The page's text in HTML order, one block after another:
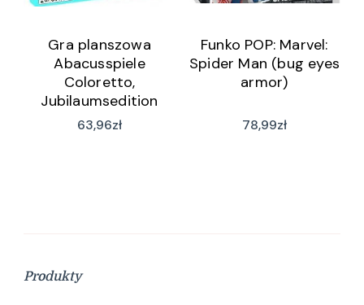
Gra planszowa
Abacusspiele
Coloretto,
Jubilaumsedition
(wersja niemiecka)
63,96zł
Funko POP: Marvel:
Spider Man (bug eyes
armor)
78,99zł
Produkty